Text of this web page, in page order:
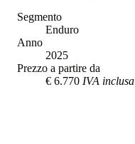
Segmento
Enduro
Anno
2025
Prezzo a partire da
€ 6.770 IVA inclusa